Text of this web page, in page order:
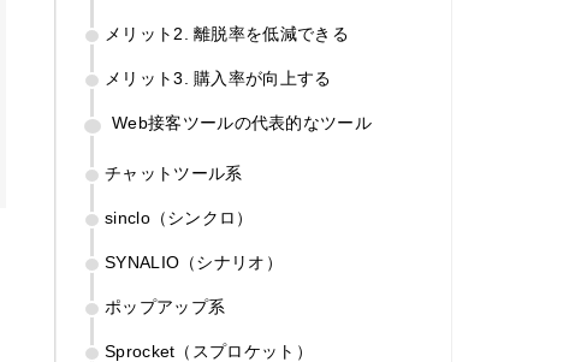
メリット2. 離脱率を低減できる
メリット3. 購入率が向上する
Web接客ツールの代表的なツール
チャットツール系
sinclo（シンクロ）
SYNALIO（シナリオ）
ポップアップ系
Sprocket（スプロケット）